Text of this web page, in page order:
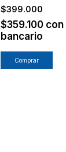
$399.000
$359.100 con
bancario